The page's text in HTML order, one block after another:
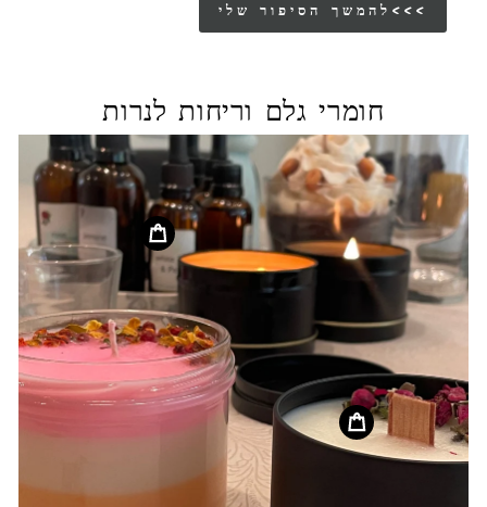
להמשך הסיפור שלי<<<
חומרי גלם וריחות לנרות